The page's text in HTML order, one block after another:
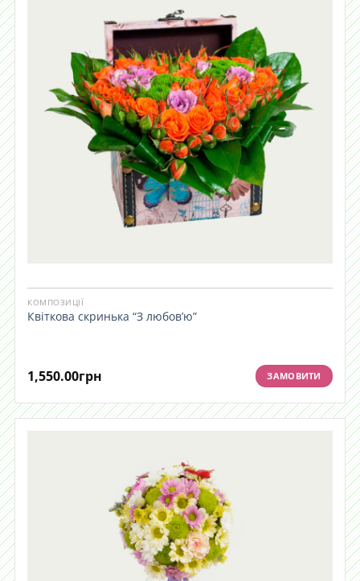
КОМПОЗИЦІЇ
Квіткова скринька “З любов’ю”
1,550.00грн ЗАМОВИТИ